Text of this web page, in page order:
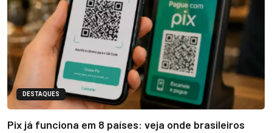
DESTAQUES
Pix já funciona em 8 países: veja onde brasileiros